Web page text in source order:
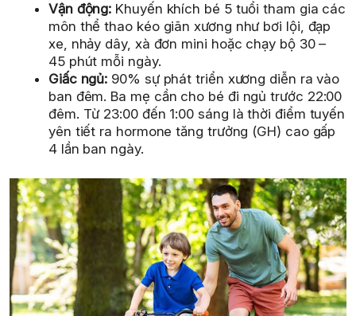
Vận động: Khuyến khích bé 5 tuổi tham gia các
môn thể thao kéo giãn xương như bơi lội, đạp
xe, nhảy dây, xà đơn mini hoặc chạy bộ 30 –
45 phút mỗi ngày.
Giấc ngủ: 90% sự phát triển xương diễn ra vào
ban đêm. Ba mẹ cần cho bé đi ngủ trước 22:00
đêm. Từ 23:00 đến 1:00 sáng là thời điểm tuyến
yên tiết ra hormone tăng trưởng (GH) cao gấp
4 lần ban ngày.